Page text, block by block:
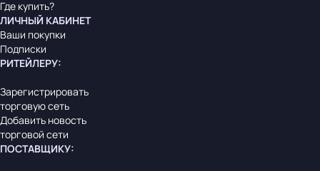
Где купить?
ЛИЧНЫЙ КАБИНЕТ
Ваши покупки
Подписки
РИТЕЙЛЕРУ:
Зарегистрировать
торговую сеть
Добавить новость
торговой сети
ПОСТАВЩИКУ: